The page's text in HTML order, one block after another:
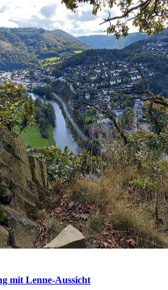
mit Lenne-Aussicht